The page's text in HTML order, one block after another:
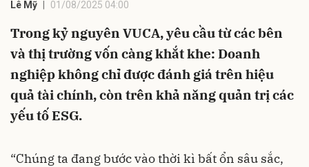
Lê Mỹ 01/08/2025 04:00
Trong kỷ nguyên VUCA, yêu cầu từ các bên
và thị trường vốn càng khắt khe: Doanh
nghiệp không chỉ được đánh giá trên hiệu
quả tài chính, còn trên khả năng quản trị các
yếu tố ESG.
“Chúng ta đang bước vào thời kì bất ổn sâu sắc,
Hủy